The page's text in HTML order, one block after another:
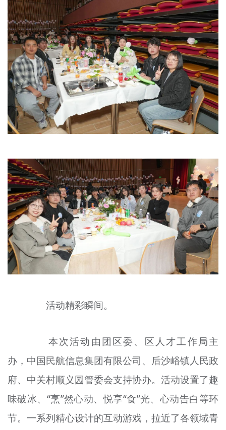
活动精彩瞬间。
本次活动由团区委、区人才工作局主
办，中国民航信息集团有限公司、后沙峪镇人民政
府、中关村顺义园管委会支持协办。活动设置了趣
味破冰、“烹”然心动、悦享“食”光、心动告白等环
节。一系列精心设计的互动游戏，拉近了各领域青